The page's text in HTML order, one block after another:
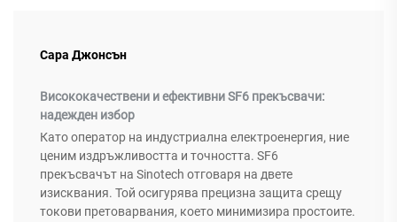
Сара Джонсън
Висококачествени и ефективни SF6 прекъсвачи:
надежден избор
Като оператор на индустриална електроенергия, ние
ценим издръжливостта и точността. SF6
прекъсвачът на Sinotech отговаря на двете
изисквания. Той осигурява прецизна защита срещу
токови претоварвания, което минимизира простоите.